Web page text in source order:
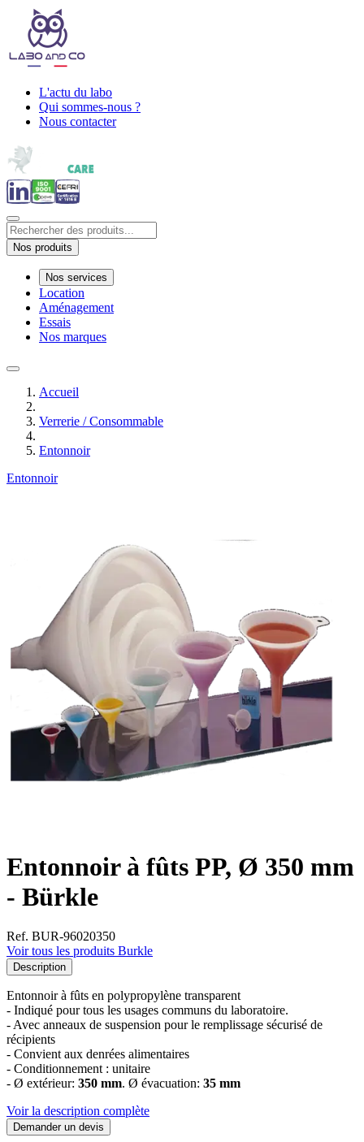
L'actu du labo
Qui sommes-nous ?
Nous contacter
Nos produits
Nos services
Location
Aménagement
Essais
Nos marques
Accueil
Verrerie / Consommable
Entonnoir
Entonnoir
Entonnoir à fûts PP, Ø 350 mm
- Bürkle
Ref. BUR-96020350
Voir tous les produits Burkle
Description
Entonnoir à fûts en polypropylène transparent
- Indiqué pour tous les usages communs du laboratoire.
- Avec anneaux de suspension pour le remplissage sécurisé de
récipients
- Convient aux denrées alimentaires
- Conditionnement : unitaire
- Ø extérieur: 350 mm. Ø évacuation: 35 mm
Voir la description complète
Demander un devis